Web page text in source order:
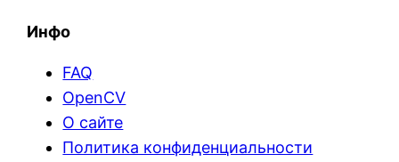
Инфо
FAQ
OpenCV
О сайте
Политика конфиденциальности